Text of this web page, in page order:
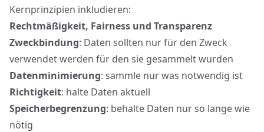
Kernprinzipien inkludieren:
Rechtmäßigkeit, Fairness und Transparenz
Zweckbindung: Daten sollten nur für den Zweck
verwendet werden für den sie gesammelt wurden
Datenminimierung: sammle nur was notwendig ist
Richtigkeit: halte Daten aktuell
Speicherbegrenzung: behalte Daten nur so lange wie
nötig